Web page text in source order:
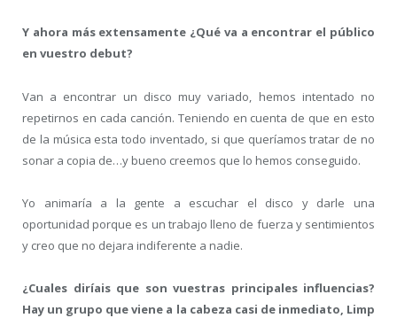
Y ahora más extensamente ¿Qué va a encontrar el público
en vuestro debut?
Van a encontrar un disco muy variado, hemos intentado no
repetirnos en cada canción. Teniendo en cuenta de que en esto
de la música esta todo inventado, si que queríamos tratar de no
sonar a copia de…y bueno creemos que lo hemos conseguido.
Yo animaría a la gente a escuchar el disco y darle una
oportunidad porque es un trabajo lleno de fuerza y sentimientos
y creo que no dejara indiferente a nadie.
¿Cuales diríais que son vuestras principales influencias?
Hay un grupo que viene a la cabeza casi de inmediato, Limp